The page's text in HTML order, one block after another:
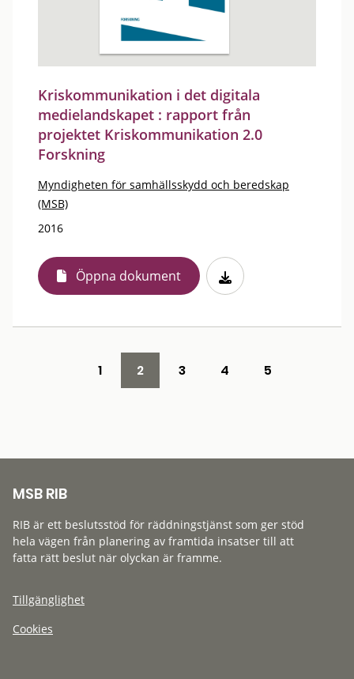
Kriskommunikation i det digitala
medielandskapet : rapport från
projektet Kriskommunikation 2.0
Forskning
Myndigheten för samhällsskydd och beredskap
(MSB)
2016
Öppna dokument
1 2 3 4 5
MSB RIB
RIB är ett beslutsstöd för räddningstjänst som ger stöd
hela vägen från planering av framtida insatser till att
fatta rätt beslut när olyckan är framme.
Tillgänglighet
Cookies